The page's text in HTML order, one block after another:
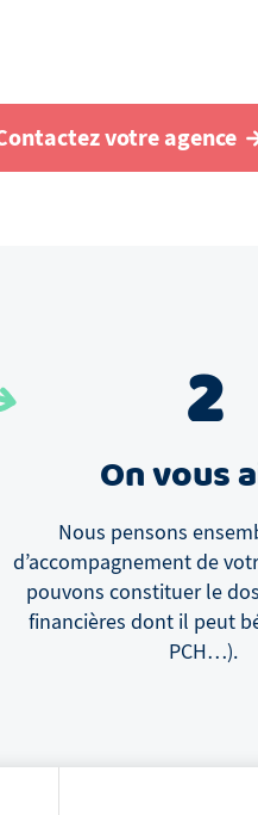
votre agence
2
On vous
Nous pensons
d’accompagnement de
pouvons constituer le
financières dont il peut
PCH…).